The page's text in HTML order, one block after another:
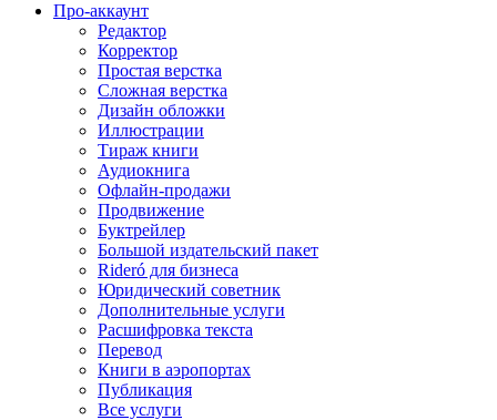
Про-аккаунт
Редактор
Корректор
Простая верстка
Сложная верстка
Дизайн обложки
Иллюстрации
Тираж книги
Аудиокнига
Офлайн-продажи
Продвижение
Буктрейлер
Большой издательский пакет
Rideró для бизнеса
Юридический советник
Дополнительные услуги
Расшифровка текста
Перевод
Книги в аэропортах
Публикация
Все услуги